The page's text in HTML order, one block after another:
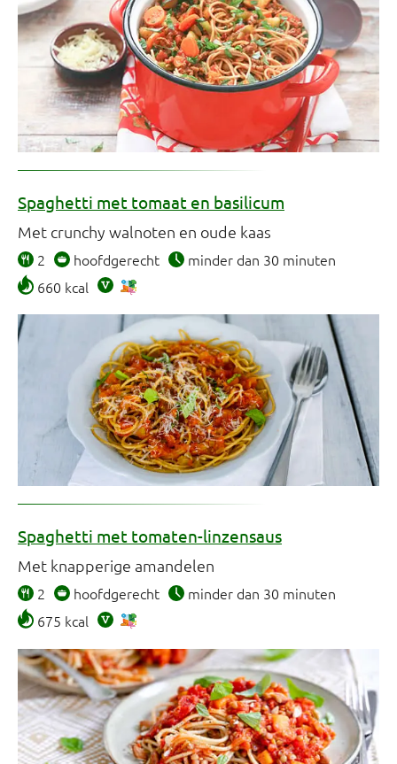
Spaghetti met tomaat en basilicum
Met crunchy walnoten en oude kaas
2 hoofdgerecht
minder dan 30 minuten
660 kcal
Spaghetti met tomaten-linzensaus
Met knapperige amandelen
2 hoofdgerecht
minder dan 30 minuten
675 kcal